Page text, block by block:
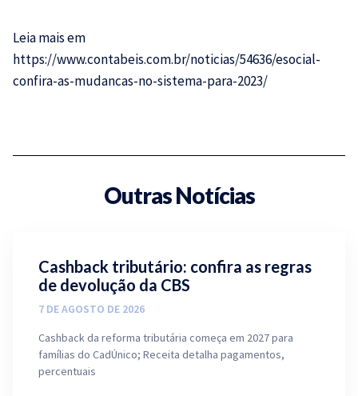
Leia mais em
https://www.contabeis.com.br/noticias/54636/esocial-
confira-as-mudancas-no-sistema-para-2023/
Outras Notícias
Cashback tributário: confira as regras
de devolução da CBS
7 DE AGOSTO DE 2026
Cashback da reforma tributária começa em 2027 para
famílias do CadÚnico; Receita detalha pagamentos,
percentuais